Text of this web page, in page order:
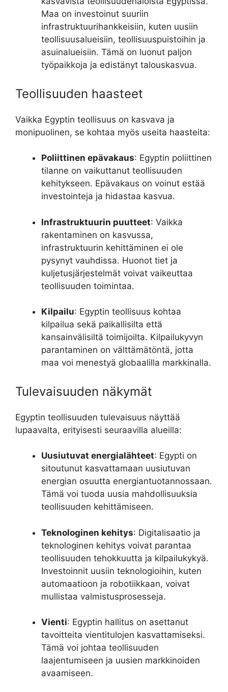
Maa on investoinut suuriin
infrastruktuurihankkeisiin, kuten uusiin
teollisuusalueisiin, teollisuuspuistoihin ja
asuinalueisiin. Tämä on luonut paljon
työpaikkoja ja edistänyt talouskasvua.
Teollisuuden haasteet
Vaikka Egyptin teollisuus on kasvava ja
monipuolinen, se kohtaa myös useita haasteita:
Poliittinen epävakaus: Egyptin poliittinen
tilanne on vaikuttanut teollisuuden
kehitykseen. Epävakaus on voinut estää
investointeja ja hidastaa kasvua.
Infrastruktuurin puutteet: Vaikka
rakentaminen on kasvussa,
infrastruktuurin kehittäminen ei ole
pysynyt vauhdissa. Huonot tiet ja
kuljetusjärjestelmät voivat vaikeuttaa
teollisuuden toimintaa.
Kilpailu: Egyptin teollisuus kohtaa
kilpailua sekä paikallisilta että
kansainvälisiltä toimijoilta. Kilpailukyvyn
parantaminen on välttämätöntä, jotta
maa voi menestyä globaalilla markkinalla.
Tulevaisuuden näkymät
Egyptin teollisuuden tulevaisuus näyttää
lupaavalta, erityisesti seuraavilla alueilla:
Uusiutuvat energialähteet: Egypti on
sitoutunut kasvattamaan uusiutuvan
energian osuutta energiantuotannossaan.
Tämä voi tuoda uusia mahdollisuuksia
teollisuuden kehittämiseen.
Teknologinen kehitys: Digitalisaatio ja
teknologinen kehitys voivat parantaa
teollisuuden tehokkuutta ja kilpailukykyä.
Investoinnit uusiin teknologioihin, kuten
automaatioon ja robotiikkaan, voivat
mullistaa valmistusprosesseja.
Vienti: Egyptin hallitus on asettanut
tavoitteita vientitulojen kasvattamiseksi.
Tämä voi johtaa teollisuuden
laajentumiseen ja uusien markkinoiden
avaamiseen.